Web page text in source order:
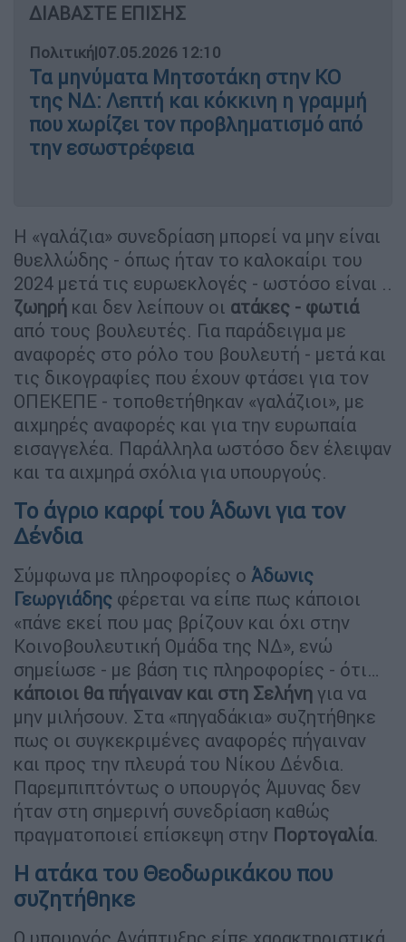
ΔΙΑΒΑΣΤΕ ΕΠΙΣΗΣ
Πολιτική|07.05.2026 12:10
Τα μηνύματα Μητσοτάκη στην ΚΟ
της ΝΔ: Λεπτή και κόκκινη η γραμμή
που χωρίζει τον προβληματισμό από
την εσωστρέφεια
H «γαλάζια» συνεδρίαση μπορεί να μην είναι
θυελλώδης - όπως ήταν το καλοκαίρι του
2024 μετά τις ευρωεκλογές - ωστόσο είναι ..
ζωηρή και δεν λείπουν οι ατάκες - φωτιά
από τους βουλευτές. Για παράδειγμα με
αναφορές στο ρόλο του βουλευτή - μετά και
τις δικογραφίες που έχουν φτάσει για τον
ΟΠΕΚΕΠΕ - τοποθετήθηκαν «γαλάζιοι», με
αιχμηρές αναφορές και για την ευρωπαία
εισαγγελέα. Παράλληλα ωστόσο δεν έλειψαν
και τα αιχμηρά σχόλια για υπουργούς.
Το άγριο καρφί του Άδωνι για τον
Δένδια
Σύμφωνα με πληροφορίες ο Άδωνις
Γεωργιάδης φέρεται να είπε πως κάποιοι
«πάνε εκεί που μας βρίζουν και όχι στην
Κοινοβουλευτική Ομάδα της ΝΔ», ενώ
σημείωσε - με βάση τις πληροφορίες - ότι…
κάποιοι θα πήγαιναν και στη Σελήνη για να
μην μιλήσουν. Στα «πηγαδάκια» συζητήθηκε
πως οι συγκεκριμένες αναφορές πήγαιναν
και προς την πλευρά του Νίκου Δένδια.
Παρεμπιπτόντως ο υπουργός Άμυνας δεν
ήταν στη σημερινή συνεδρίαση καθώς
πραγματοποιεί επίσκεψη στην Πορτογαλία.
Η ατάκα του Θεοδωρικάκου που
συζητήθηκε